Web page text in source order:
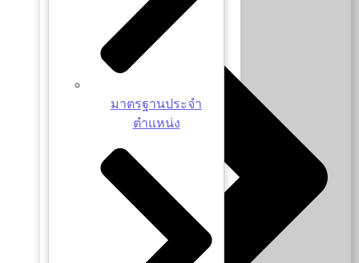
มาตรฐานประจำ
ตำแหน่ง